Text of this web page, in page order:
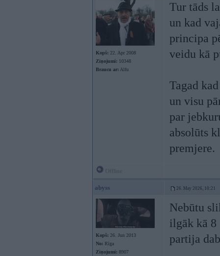
Kopš: 22. Apr 2008
Ziņojumi: 10348
Braucu ar: Alfu
Tur tāds
un kad
principa
veidu kā
Tagad
un visu
par
absolūts
premjere.
abyss 26. May 2026, 10:21
Kopš: 26. Jun 2013
No: Rīga
Ziņojumi: 8907
Nebūtu
ilgāk kā 8
partija